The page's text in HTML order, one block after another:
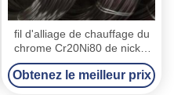
fil d'alliage de chauffage du
chrome Cr20Ni80 de nickel
de 8.0mm
Obtenez le meilleur prix